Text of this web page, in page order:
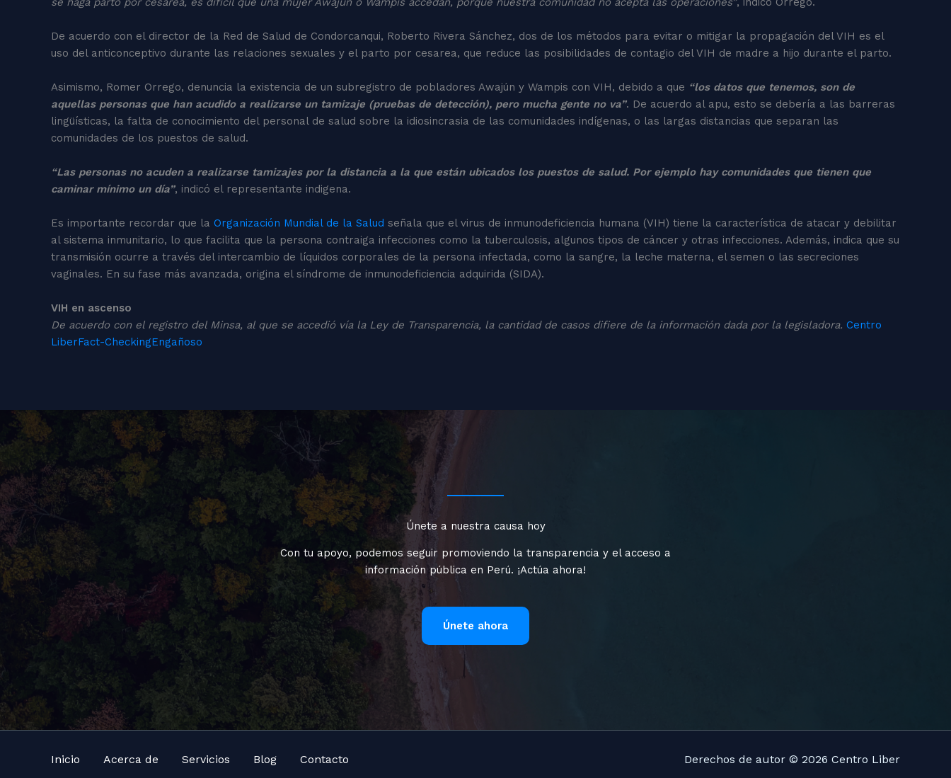
De acuerdo con el director de la Red de Salud de Condorcanqui, Roberto Rivera Sánchez, dos de los métodos para evitar o mitigar la propagación del VIH es el
uso del anticonceptivo durante las relaciones sexuales y el parto por cesarea, que reduce las posibilidades de contagio del VIH de madre a hijo durante el parto.
Asimismo, Romer Orrego, denuncia la existencia de un subregistro de pobladores Awajún y Wampis con VIH, debido a que “los datos que tenemos, son de
aquellas personas que han acudido a realizarse un tamizaje (pruebas de detección), pero mucha gente no va”. De acuerdo al apu, esto se debería a las barreras
lingüísticas, la falta de conocimiento del personal de salud sobre la idiosincrasia de las comunidades indígenas, o las largas distancias que separan las
comunidades de los puestos de salud.
“Las personas no acuden a realizarse tamizajes por la distancia a la que están ubicados los puestos de salud. Por ejemplo hay comunidades que tienen que
caminar mínimo un día”, indicó el representante indigena.
Es importante recordar que la Organización Mundial de la Salud señala que el virus de inmunodeficiencia humana (VIH) tiene la característica de atacar y debilitar
al sistema inmunitario, lo que facilita que la persona contraiga infecciones como la tuberculosis, algunos tipos de cáncer y otras infecciones. Además, indica que su
transmisión ocurre a través del intercambio de líquidos corporales de la persona infectada, como la sangre, la leche materna, el semen o las secreciones
vaginales. En su fase más avanzada, origina el síndrome de inmunodeficiencia adquirida (SIDA).
VIH en ascenso
De acuerdo con el registro del Minsa, al que se accedió vía la Ley de Transparencia, la cantidad de casos difiere de la información dada por la legisladora. Centro
LiberFact-CheckingEngañoso
Únete a nuestra causa hoy
Con tu apoyo, podemos seguir promoviendo la transparencia y el acceso a
información pública en Perú. ¡Actúa ahora!
Únete ahora
Inicio Acerca de Servicios Blog Contacto Derechos de autor © 2026 Centro Liber